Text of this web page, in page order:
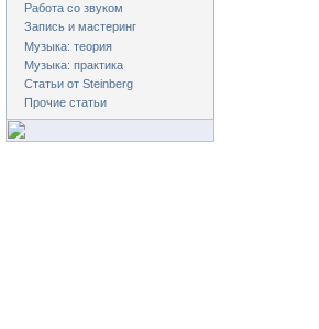
Работа со звуком
Запись и мастеринг
Музыка: теория
Музыка: практика
Статьи от Steinberg
Прочие статьи